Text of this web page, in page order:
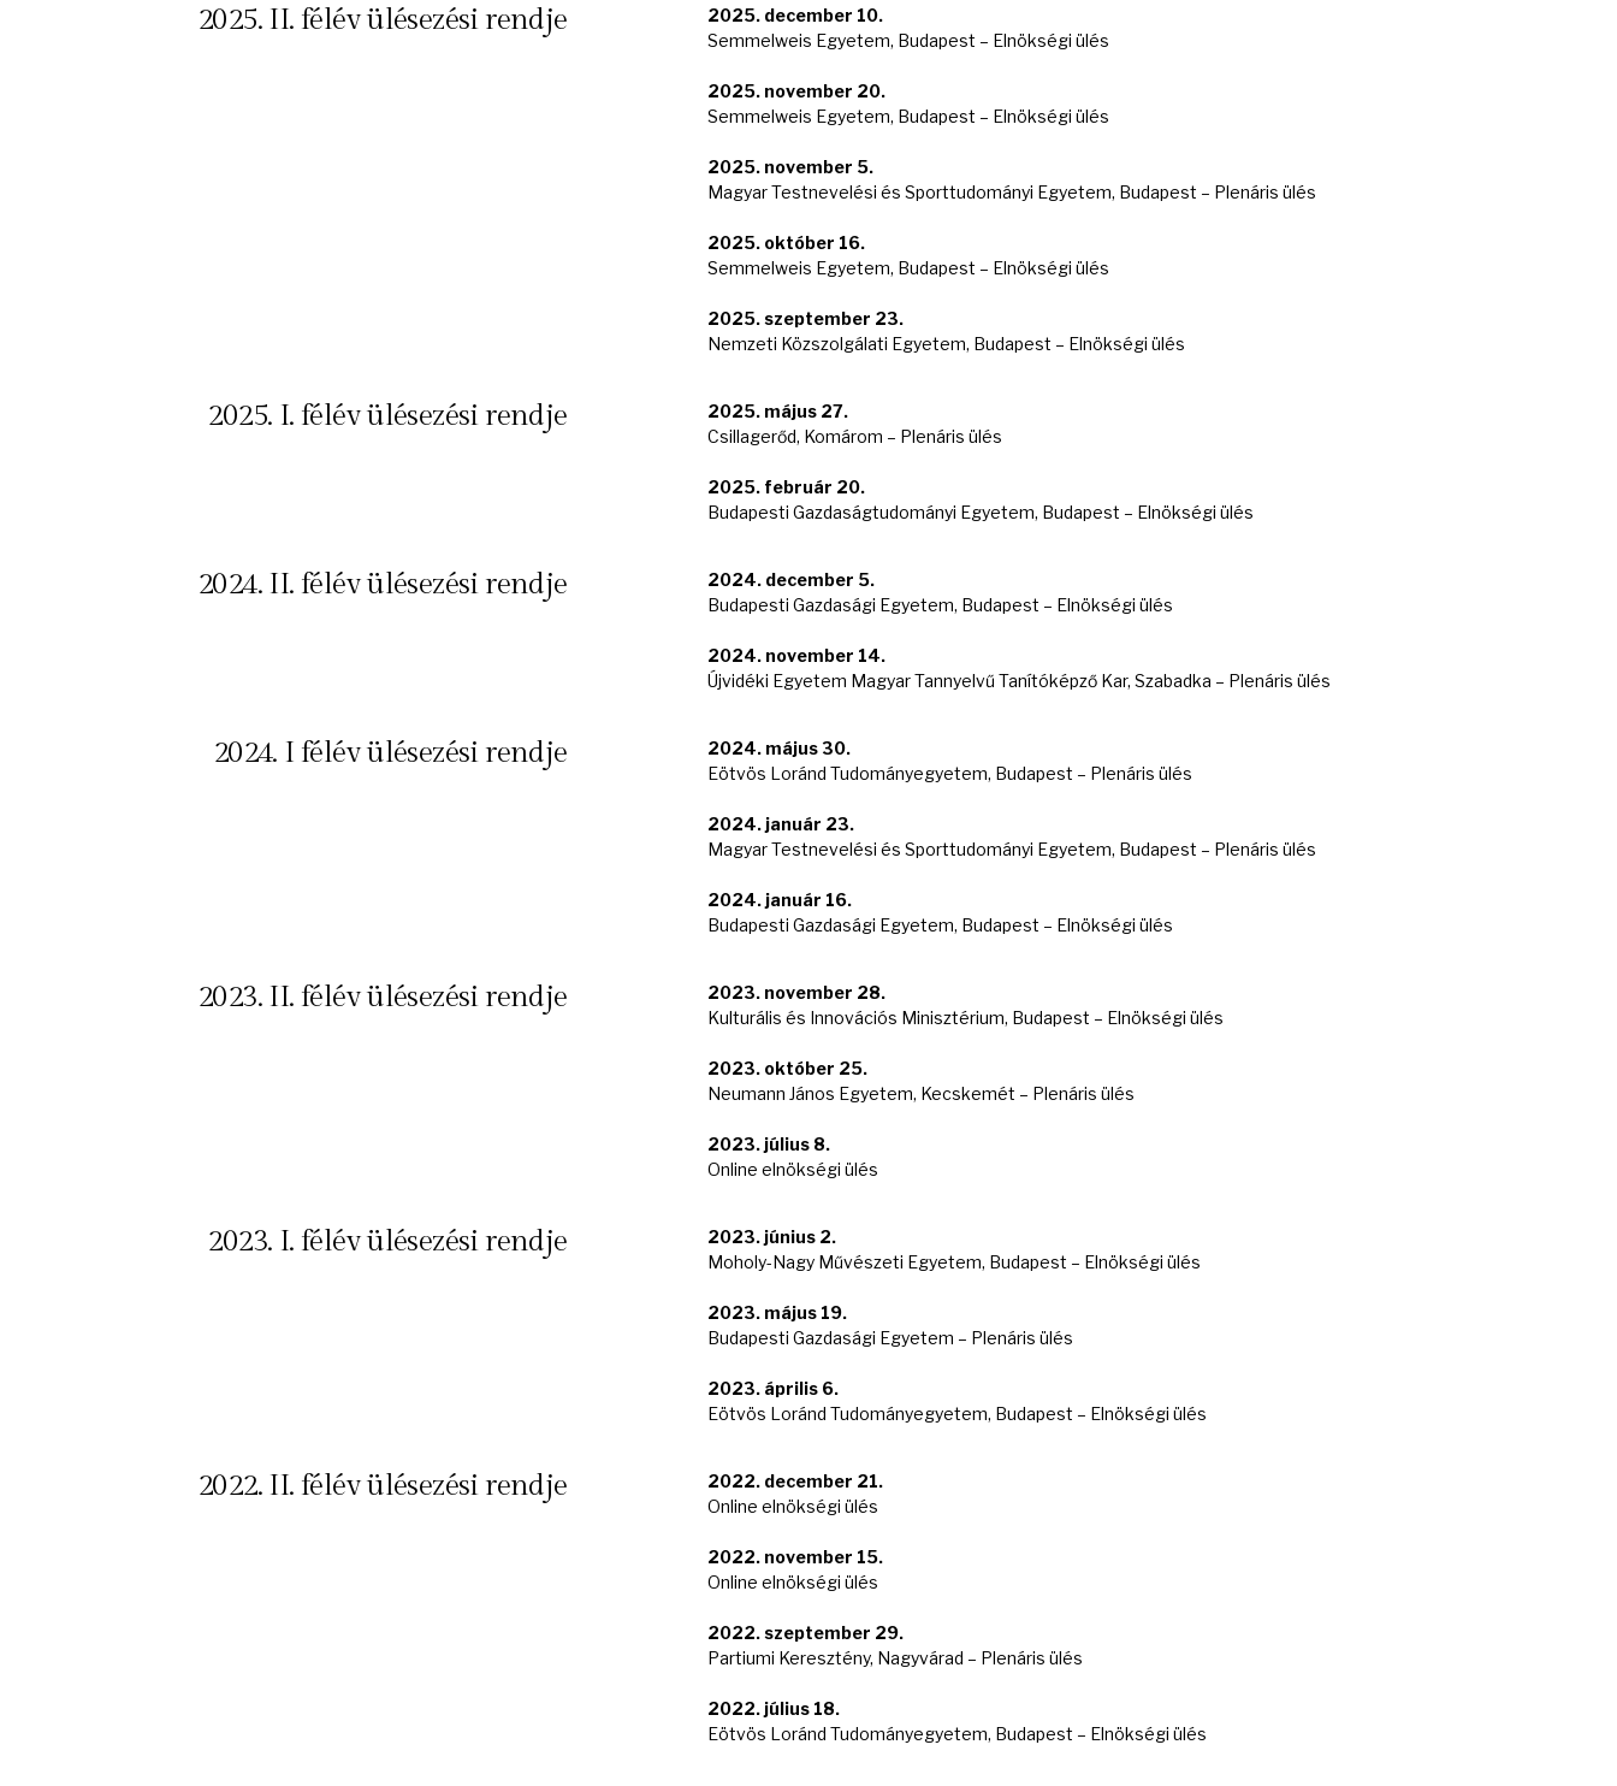
2025. II. félév ülésezési rendje
2025. december 10.
Semmelweis Egyetem, Budapest – Elnökségi ülés
2025. november 20.
Semmelweis Egyetem, Budapest – Elnökségi ülés
2025. november 5.
Magyar Testnevelési és Sporttudományi Egyetem, Budapest – Plenáris ülés
2025. október 16.
Semmelweis Egyetem, Budapest – Elnökségi ülés
2025. szeptember 23.
Nemzeti Közszolgálati Egyetem, Budapest – Elnökségi ülés
2025. I. félév ülésezési rendje
2025. május 27.
Csillagerőd, Komárom – Plenáris ülés
2025. február 20.
Budapesti Gazdaságtudományi Egyetem, Budapest – Elnökségi ülés
2024. II. félév ülésezési rendje
2024. december 5.
Budapesti Gazdasági Egyetem, Budapest – Elnökségi ülés
2024. november 14.
Újvidéki Egyetem Magyar Tannyelvű Tanítóképző Kar, Szabadka – Plenáris ülés
2024. I félév ülésezési rendje
2024. május 30.
Eötvös Loránd Tudományegyetem, Budapest – Plenáris ülés
2024. január 23.
Magyar Testnevelési és Sporttudományi Egyetem, Budapest – Plenáris ülés
2024. január 16.
Budapesti Gazdasági Egyetem, Budapest – Elnökségi ülés
2023. II. félév ülésezési rendje
2023. november 28.
Kulturális és Innovációs Minisztérium, Budapest – Elnökségi ülés
2023. október 25.
Neumann János Egyetem, Kecskemét – Plenáris ülés
2023. július 8.
Online elnökségi ülés
2023. I. félév ülésezési rendje
2023. június 2.
Moholy-Nagy Művészeti Egyetem, Budapest – Elnökségi ülés
2023. május 19.
Budapesti Gazdasági Egyetem – Plenáris ülés
2023. április 6.
Eötvös Loránd Tudományegyetem, Budapest – Elnökségi ülés
2022. II. félév ülésezési rendje
2022. december 21.
Online elnökségi ülés
2022. november 15.
Online elnökségi ülés
2022. szeptember 29.
Partiumi Keresztény, Nagyvárad – Plenáris ülés
2022. július 18.
Eötvös Loránd Tudományegyetem, Budapest – Elnökségi ülés